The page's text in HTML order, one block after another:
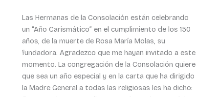
Las Hermanas de la Consolación están celebrando
un “Año Carismático” en el cumplimiento de los 150
años, de la muerte de Rosa María Molas, su
fundadora. Agradezco que me hayan invitado a este
momento. La congregación de la Consolación quiere
que sea un año especial y en la carta que ha dirigido
la Madre General a todas las religiosas les ha dicho: